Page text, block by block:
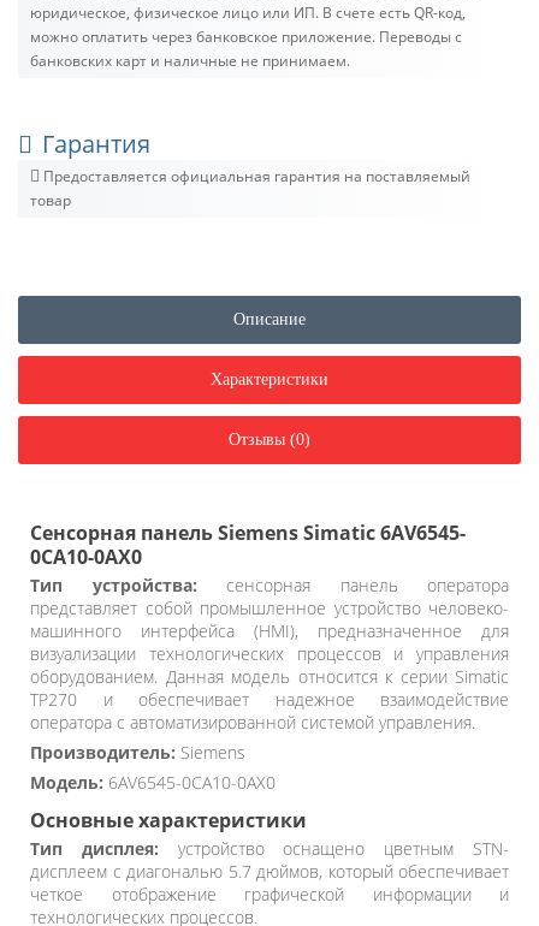
юридическое, физическое лицо или ИП. В счете есть QR-код,
можно оплатить через банковское приложение. Переводы с
банковских карт и наличные не принимаем.
Гарантия
Предоставляется официальная гарантия на поставляемый
товар
Описание
Характеристики
Отзывы (0)
Сенсорная панель Siemens Simatic 6AV6545-
0CA10-0AX0
Тип устройства: сенсорная панель оператора
представляет собой промышленное устройство человеко-
машинного интерфейса (HMI), предназначенное для
визуализации технологических процессов и управления
оборудованием. Данная модель относится к серии Simatic
TP270 и обеспечивает надежное взаимодействие
оператора с автоматизированной системой управления.
Производитель: Siemens
Модель: 6AV6545-0CA10-0AX0
Основные характеристики
Тип дисплея: устройство оснащено цветным STN-
дисплеем с диагональю 5.7 дюймов, который обеспечивает
четкое отображение графической информации и
технологических процессов.